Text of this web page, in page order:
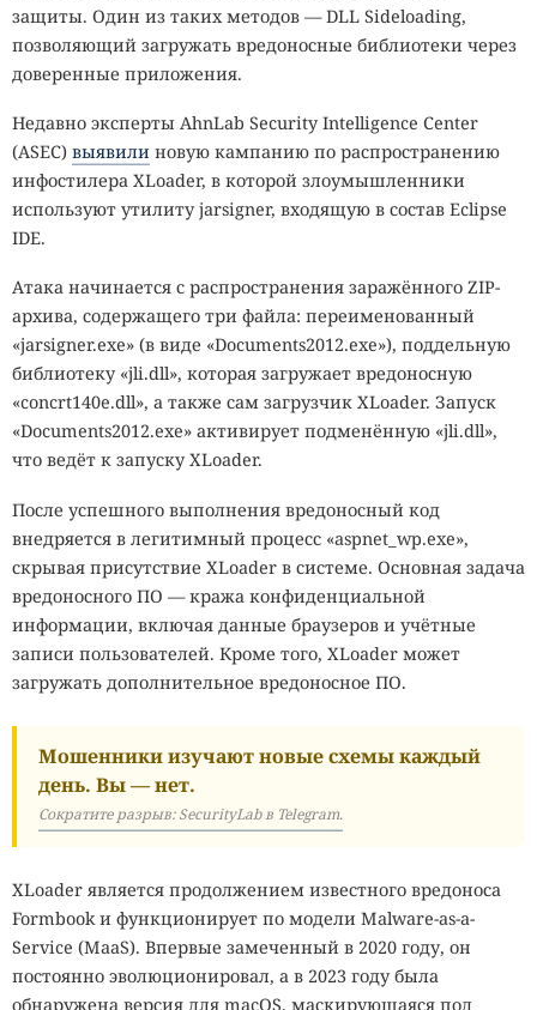
защиты. Один из таких методов — DLL Sideloading,
позволяющий загружать вредоносные библиотеки через
доверенные приложения.
Недавно эксперты AhnLab Security Intelligence Center
(ASEC) выявили новую кампанию по распространению
инфостилера XLoader, в которой злоумышленники
используют утилиту jarsigner, входящую в состав Eclipse
IDE.
Атака начинается с распространения заражённого ZIP-
архива, содержащего три файла: переименованный
«jarsigner.exe» (в виде «Documents2012.exe»), поддельную
библиотеку «jli.dll», которая загружает вредоносную
«concrt140e.dll», а также сам загрузчик XLoader. Запуск
«Documents2012.exe» активирует подменённую «jli.dll»,
что ведёт к запуску XLoader.
После успешного выполнения вредоносный код
внедряется в легитимный процесс «aspnet_wp.exe»,
скрывая присутствие XLoader в системе. Основная задача
вредоносного ПО — кража конфиденциальной
информации, включая данные браузеров и учётные
записи пользователей. Кроме того, XLoader может
загружать дополнительное вредоносное ПО.
Мошенники изучают новые схемы каждый
день. Вы — нет.
Сократите разрыв: SecurityLab в Telegram.
XLoader является продолжением известного вредоноса
Formbook и функционирует по модели Malware-as-a-
Service (MaaS). Впервые замеченный в 2020 году, он
постоянно эволюционировал, а в 2023 году была
обнаружена версия для macOS, маскирующаяся под